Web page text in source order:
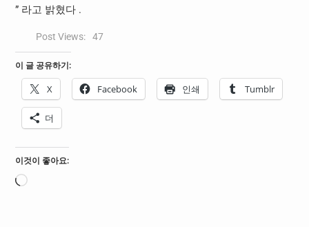
” 라고 밝혔다 .
Post Views: 47
이 글 공유하기:
X Facebook 인쇄 Tumblr
더
이것이 좋아요:
로